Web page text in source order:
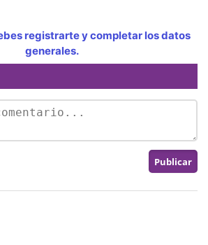
registrarte y completar los datos
generales.